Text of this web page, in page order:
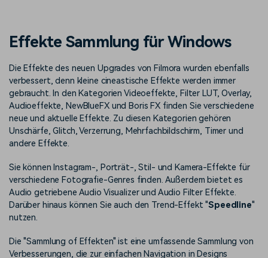
Kickstart Bootcamp
Lernen, ausdrücken und
erweitern Sie Ihre
Videobearbeitungs-
Fähigkeiten mit Filmora
DIY-Spezialeffekte
Erfahren Sie, wie Sie einen
Spezialeffekt erzeugen
können
Monetarisierungs-
Programm
Monetarisieren Sie
Ihren Einfluss mit Filmora
Programm
An Freunde empfehlen,
Belohnungen erhalten
Über Uns
und Kunden
Bewertungen
Nachrichten und
Bewertungen
Kunden-Geschichten
Erfahren Sie, wie unsere
Affiliate-Programm
KAUFEN Anmelden
Suchen
Effekte Sammlung für Windows
Die Effekte des neuen Upgrades von Filmora wurden ebenfalls
verbessert, denn kleine cineastische Effekte werden immer
gebraucht. In den Kategorien Videoeffekte, Filter LUT, Overlay,
Audioeffekte, NewBlueFX und Boris FX finden Sie verschiedene
neue und aktuelle Effekte. Zu diesen Kategorien gehören
Unschärfe, Glitch, Verzerrung, Mehrfachbildschirm, Timer und
andere Effekte.
Sie können Instagram-, Porträt-, Stil- und Kamera-Effekte für
verschiedene Fotografie-Genres finden. Außerdem bietet es
Audio getriebene Audio Visualizer und Audio Filter Effekte.
Darüber hinaus können Sie auch den Trend-Effekt "Speedline"
nutzen.
Die "Sammlung of Effekten" ist eine umfassende Sammlung von
Verbesserungen, die zur einfachen Navigation in Designs